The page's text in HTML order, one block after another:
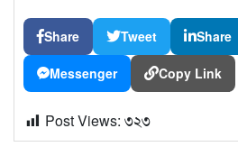
Share Tweet Share
Messenger Copy Link
Post Views: ৩২৩